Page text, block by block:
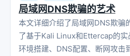
局域网DNS欺骗的艺术
本文详细介绍了局域网DNS欺骗
了基于Kali Linux和Ettercap的实
环境搭建、DNS配置、断网攻击